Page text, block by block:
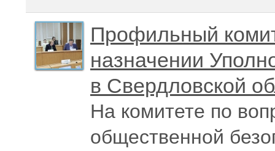
Профильный
назначении
в Свердловской
На комитете по
общественной